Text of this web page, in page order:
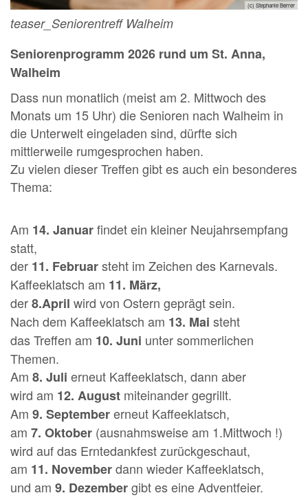
(c) Stephanie Berrer
teaser_Seniorentreff Walheim
Seniorenprogramm 2026 rund um St. Anna,
Walheim
Dass nun monatlich (meist am 2. Mittwoch des
Monats um 15 Uhr) die Senioren nach Walheim in
die Unterwelt eingeladen sind, dürfte sich
mittlerweile rumgesprochen haben.
Zu vielen dieser Treffen gibt es auch ein besonderes
Thema:
Am 14. Januarfindet ein kleiner Neujahrsempfang
statt,
der 11. Februarsteht im Zeichen des Karnevals.
Kaffeeklatsch am 11. März,
der8.April wird von Ostern geprägt sein.
Nach dem Kaffeeklatsch am 13. Mai steht
das Treffen am 10. Juni unter sommerlichen
Themen.
Am 8. Juli erneut Kaffeeklatsch, dann aber
wird am 12. August miteinander gegrillt.
Am 9. Septembererneut Kaffeeklatsch,
am 7. Oktober (ausnahmsweise am 1.Mittwoch !)
wird auf das Erntedankfest zurückgeschaut,
am 11. Novemberdann wieder Kaffeeklatsch,
und am 9. Dezembergibt es eine Adventfeier.